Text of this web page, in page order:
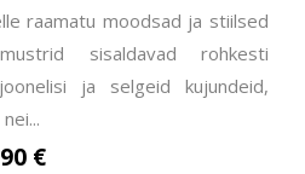
raamatu moodsad ja stiilsed
sisaldavad rohkesti
ja selgeid kujundeid,
€